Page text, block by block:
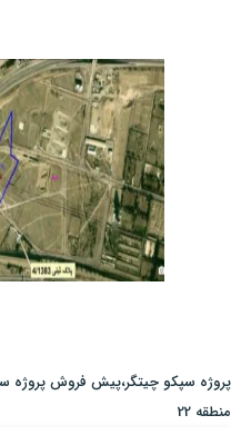
منطقه 22